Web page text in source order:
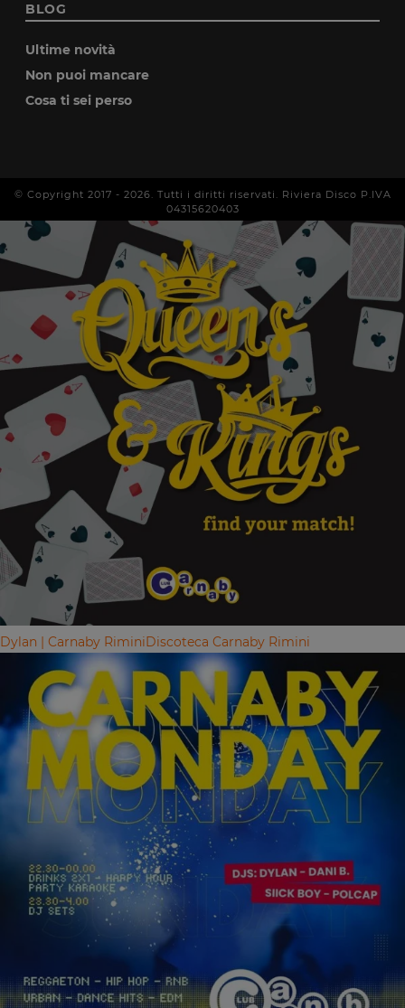
BLOG
Ultime novità
Non puoi mancare
Cosa ti sei perso
© Copyright 2017 - 2026. Tutti i diritti riservati. Riviera Disco P.IVA
04315620403
Dylan | Carnaby RiminiDiscoteca Carnaby Rimini